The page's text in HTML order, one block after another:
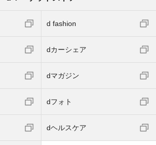
d fashion
dカーシェア
dマガジン
dフォト
dヘルスケア